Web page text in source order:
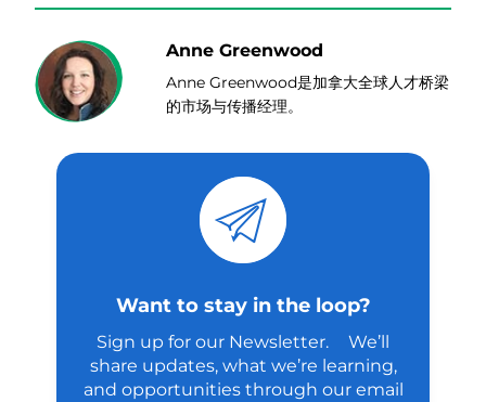
Anne Greenwood
Anne Greenwood是加拿大全球人才桥梁
的市场与传播经理。
Want to stay in the loop?
Sign up for our Newsletter. We’ll
share updates, what we’re learning,
and opportunities through our email